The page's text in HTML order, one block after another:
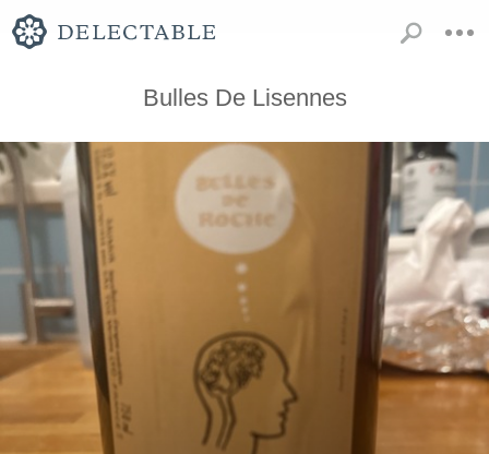
Bulles De Lisennes